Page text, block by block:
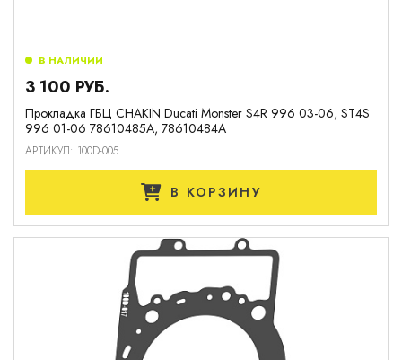
Прокладка ГБЦ CHAKIN Ducati Monster S4R 996 03-06, ST4S
996 01-06 78610485A, 78610484A
АРТИКУЛ: 100D-005
В НАЛИЧИИ
3 100 РУБ.
В КОРЗИНУ